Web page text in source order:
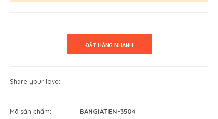
Share your love:
Mã sản phẩm: BANGIATIEN-3504